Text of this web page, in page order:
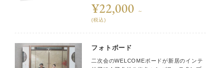
¥22,000
～
(税込)
フォトボード
二次会のWELCOMEボードが新居のインテ